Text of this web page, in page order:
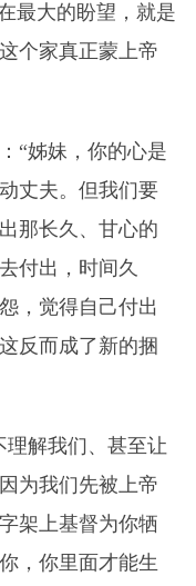
最大的盼望，就是
个家真正蒙上帝
“姊妹，你的心是
丈夫。但我们要
那长久、甘心的
付出，时间久
，觉得自己付出
反而成了新的捆
理解我们、甚至让
为我们先被上帝
架上基督为你牺
，你里面才能生